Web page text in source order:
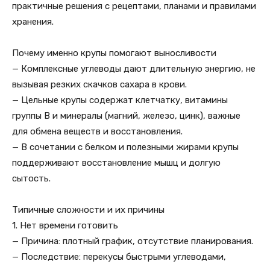
практичные решения с рецептами, планами и правилами
хранения.
Почему именно крупы помогают выносливости
— Комплексные углеводы дают длительную энергию, не
вызывая резких скачков сахара в крови.
— Цельные крупы содержат клетчатку, витамины
группы B и минералы (магний, железо, цинк), важные
для обмена веществ и восстановления.
— В сочетании с белком и полезными жирами крупы
поддерживают восстановление мышц и долгую
сытость.
Типичные сложности и их причины
1. Нет времени готовить
— Причина: плотный график, отсутствие планирования.
— Последствие: перекусы быстрыми углеводами,